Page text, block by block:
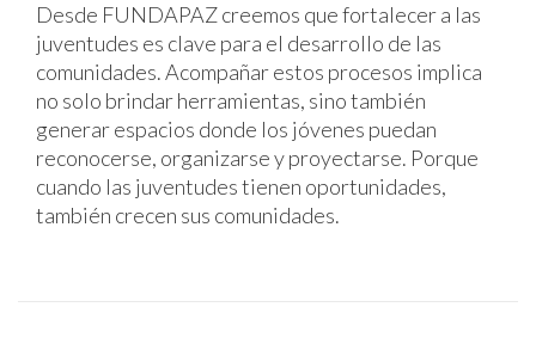
Desde FUNDAPAZ creemos que fortalecer a las
juventudes es clave para el desarrollo de las
comunidades. Acompañar estos procesos implica
no solo brindar herramientas, sino también
generar espacios donde los jóvenes puedan
reconocerse, organizarse y proyectarse. Porque
cuando las juventudes tienen oportunidades,
también crecen sus comunidades.